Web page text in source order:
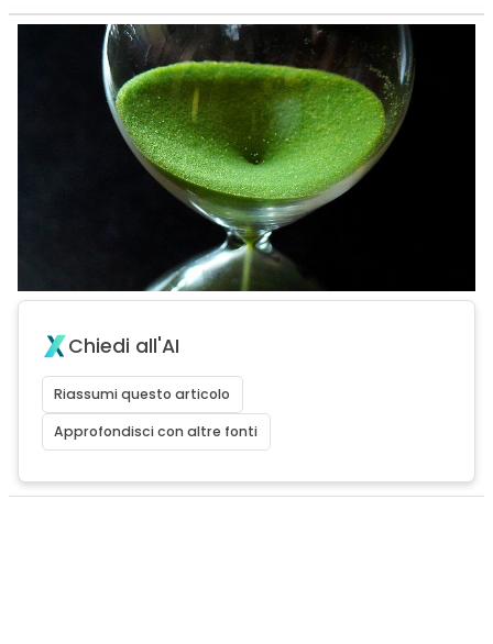
Chiedi all'AI
Riassumi questo articolo
Approfondisci con altre fonti